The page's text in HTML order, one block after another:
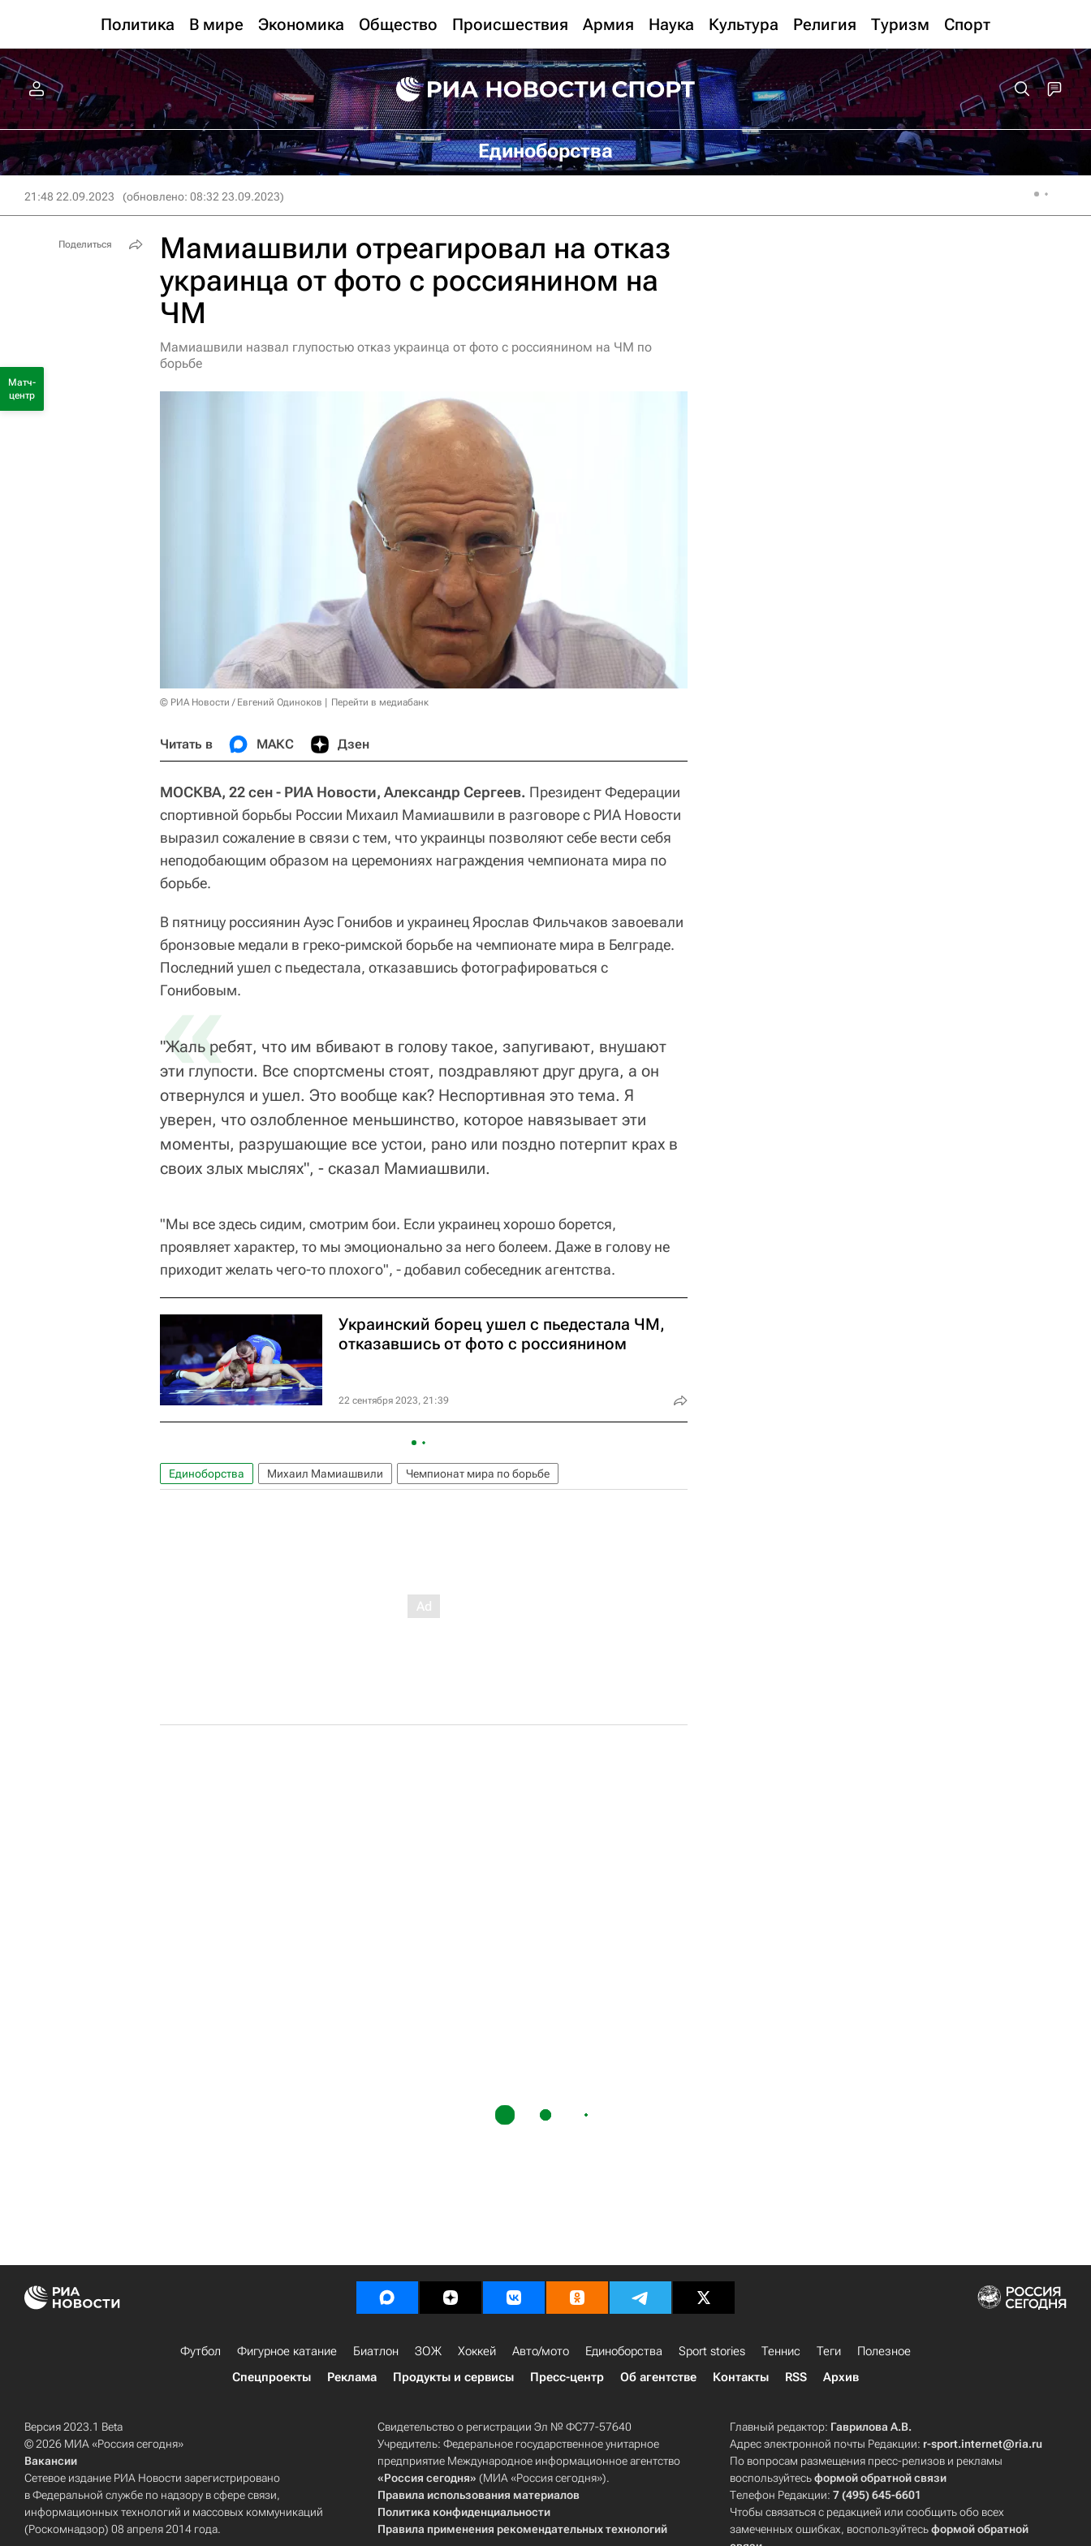
Политика В мире Экономика Общество Происшествия Армия Наука Культура Религия Туризм Спорт
Единоборства
21:48 22.09.2023 (обновлено: 08:32 23.09.2023)
Мамиашвили отреагировал на отказ
украинца от фото с россиянином на
ЧМ
Мамиашвили назвал глупостью отказ украинца от фото с россиянином на ЧМ по
борьбе
© РИА Новости / Евгений Одиноков Перейти в медиабанк
Читать в МАКС Дзен
МОСКВА, 22 сен - РИА Новости, Александр Сергеев. Президент Федерации
спортивной борьбы России Михаил Мамиашвили в разговоре с РИА Новости
выразил сожаление в связи с тем, что украинцы позволяют себе вести себя
неподобающим образом на церемониях награждения чемпионата мира по
борьбе.
В пятницу россиянин Ауэс Гонибов и украинец Ярослав Фильчаков завоевали
бронзовые медали в греко-римской борьбе на чемпионате мира в Белграде.
Последний ушел с пьедестала, отказавшись фотографироваться с
Гонибовым.
«
"Жаль ребят, что им вбивают в голову такое, запугивают, внушают
эти глупости. Все спортсмены стоят, поздравляют друг друга, а он
отвернулся и ушел. Это вообще как? Неспортивная это тема. Я
уверен, что озлобленное меньшинство, которое навязывает эти
моменты, разрушающие все устои, рано или поздно потерпит крах в
своих злых мыслях", - сказал Мамиашвили.
"Мы все здесь сидим, смотрим бои. Если украинец хорошо борется,
проявляет характер, то мы эмоционально за него болеем. Даже в голову не
приходит желать чего-то плохого", - добавил собеседник агентства.
Украинский борец ушел с пьедестала ЧМ,
отказавшись от фото с россиянином
22 сентября 2023, 21:39
Единоборства Михаил Мамиашвили Чемпионат мира по борьбе
Поделиться
Матч-
центр
Футбол Фигурное катание Биатлон ЗОЖ Хоккей Авто/мото Единоборства Sport stories Теннис Теги
Полезное
Спецпроекты
Реклама Продукты и сервисы Пресс-центр Об агентстве Контакты RSS Архив
Версия 2023.1 Beta
© 2026 МИА «Россия сегодня»
Вакансии
Сетевое издание РИА Новости зарегистрировано
в Федеральной службе по надзору в сфере связи,
информационных технологий и массовых коммуникаций
(Роскомнадзор) 08 апреля 2014 года.
Свидетельство о регистрации Эл № ФС77-57640
Учредитель: Федеральное государственное унитарное
предприятие Международное информационное агентство
«Россия сегодня» (МИА «Россия сегодня»).
Правила использования материалов
Политика конфиденциальности
Правила применения рекомендательных технологий
Главный редактор: Гаврилова А.В.
Адрес электронной почты Редакции: r-sport.internet@ria.ru
По вопросам размещения пресс-релизов и рекламы
воспользуйтесьформой обратной связи
Телефон Редакции:7 (495) 645-6601
Чтобы связаться с редакцией или сообщить обо всех
замеченных ошибках, воспользуйтесьформой обратной